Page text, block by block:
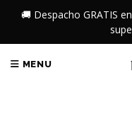
🚚 Despacho GRATIS
MENU